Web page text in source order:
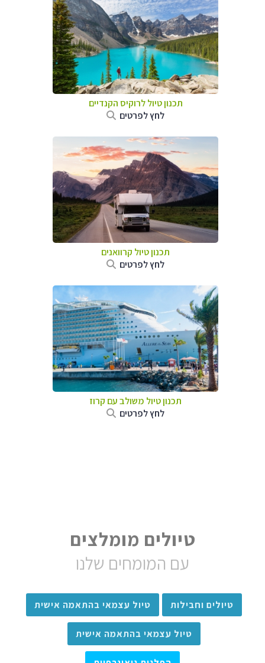
תכנון טיול לרוקיס הקנדיים
לחץ לפרטים
תכנון טיול קרוואנים
לחץ לפרטים
תכנון טיול משולב עם קרוז
לחץ לפרטים
טיולים מומלצים
עם המומחים שלנו
טיולים וחבילות טיול עצמאי בהתאמה אישית
טיול עצמאי בהתאמה אישית